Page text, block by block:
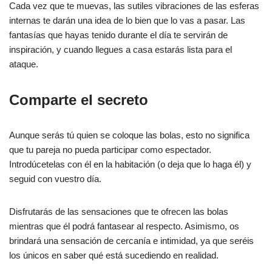
Cada vez que te muevas, las sutiles vibraciones de las esferas
internas te darán una idea de lo bien que lo vas a pasar. Las
fantasías que hayas tenido durante el día te servirán de
inspiración, y cuando llegues a casa estarás lista para el
ataque.
Comparte el secreto
Aunque serás tú quien se coloque las bolas, esto no significa
que tu pareja no pueda participar como espectador.
Introdúcetelas con él en la habitación (o deja que lo haga él) y
seguid con vuestro día.
Disfrutarás de las sensaciones que te ofrecen las bolas
mientras que él podrá fantasear al respecto. Asimismo, os
brindará una sensación de cercanía e intimidad, ya que seréis
los únicos en saber qué está sucediendo en realidad.